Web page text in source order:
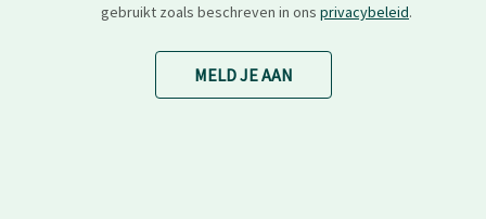
gebruikt zoals beschreven in ons privacybeleid.
MELD JE AAN